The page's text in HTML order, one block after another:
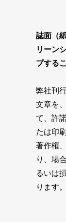
誌面（
リーン
プする
弊社刊
文章を
て、許
たは印
著作権
り、場
るいは
ります